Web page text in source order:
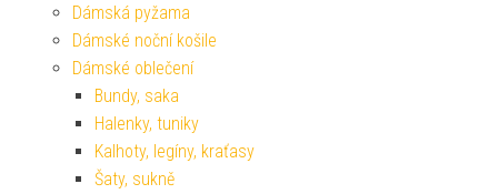
Dámská pyžama
Dámské noční košile
Dámské oblečení
Bundy, saka
Halenky, tuniky
Kalhoty, legíny, kraťasy
Šaty, sukně